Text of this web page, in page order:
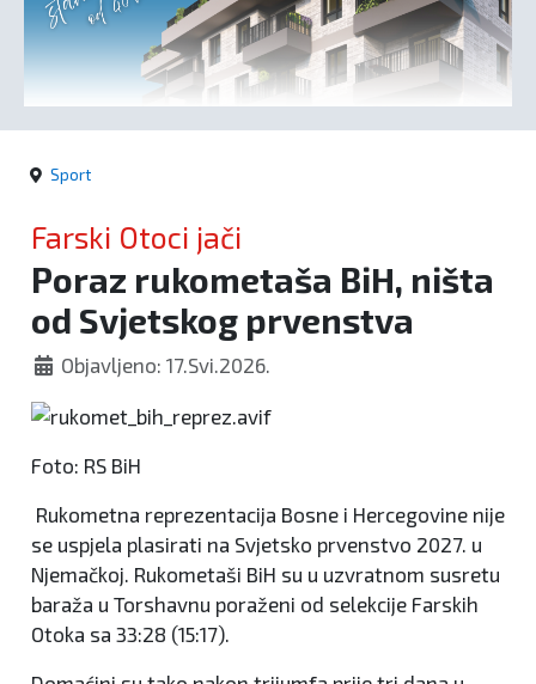
kronika
Politika
Sport
Farski Otoci jači
Poraz rukometaša BiH, ništa
od Svjetskog prvenstva
Objavljeno: 17.Svi.2026.
Foto: RS BiH
Rukometna reprezentacija Bosne i Hercegovine nije
se uspjela plasirati na Svjetsko prvenstvo 2027. u
Njemačkoj. Rukometaši BiH su u uzvratnom susretu
baraža u Torshavnu poraženi od selekcije Farskih
Otoka sa 33:28 (15:17).